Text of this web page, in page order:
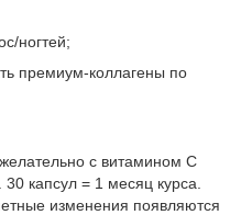
ногтей;
премиум-коллагены по
с витамином С
капсул = 1 месяц курса.
изменения появляются